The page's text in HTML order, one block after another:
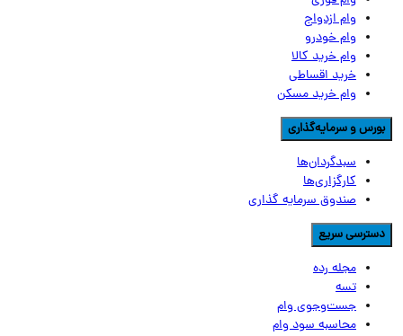
وام ازدواج
وام خودرو
وام خرید کالا
خرید اقساطی
وام خرید مسکن
و سرمایه‌گذاری
سبدگردان‌ها
کارگزاری‌ها
صندوق سرمایه گذاری
سریع
مجله رده
تسه
جست‌وجوی وام
محاسبه سود وام